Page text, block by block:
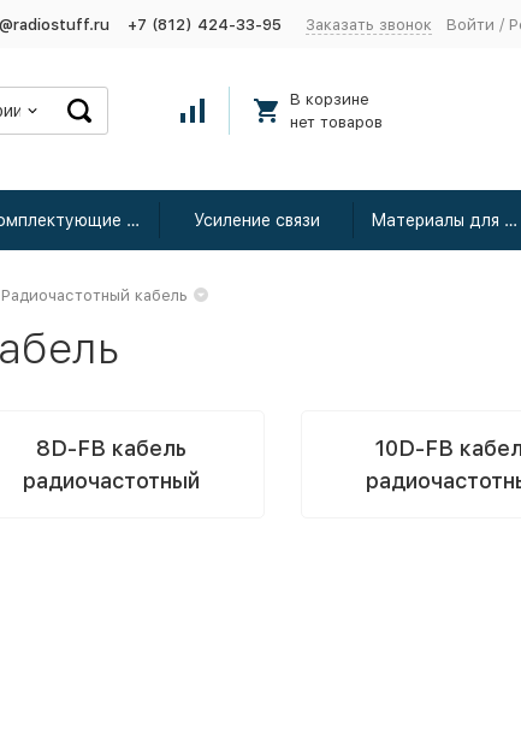
+7 (812) 424-33-95 Заказать звонок Войти /
В корзине
нет товаров
Комплектующие для усиления Усиление связи Материалы для монтажа
Радиочастотный кабель
8D-FB кабель
радиочастотный
10D-FB